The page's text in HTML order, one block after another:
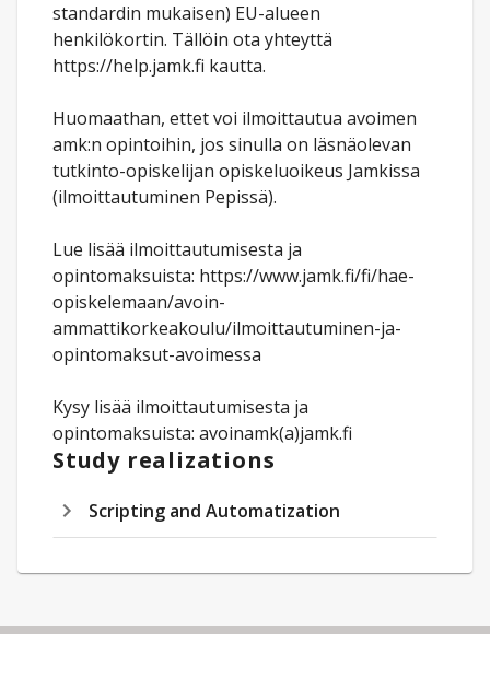
standardin mukaisen) EU-alueen
henkilökortin. Tällöin ota yhteyttä
https://help.jamk.fi kautta.
Huomaathan, ettet voi ilmoittautua avoimen
amk:n opintoihin, jos sinulla on läsnäolevan
tutkinto-opiskelijan opiskeluoikeus Jamkissa
(ilmoittautuminen Pepissä).
Lue lisää ilmoittautumisesta ja
opintomaksuista: https://www.jamk.fi/fi/hae-
opiskelemaan/avoin-
ammattikorkeakoulu/ilmoittautuminen-ja-
opintomaksut-avoimessa
Kysy lisää ilmoittautumisesta ja
opintomaksuista: avoinamk(a)jamk.fi
Study realizations
Scripting and Automatization